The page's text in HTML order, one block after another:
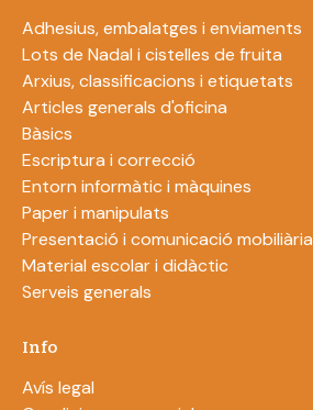
Adhesius, embalatges i enviaments
Lots de Nadal i cistelles de fruita
Arxius, classificacions i etiquetats
Articles generals d'oficina
Bàsics
Escriptura i correcció
Entorn informàtic i màquines
Paper i manipulats
Presentació i comunicació mobiliària
Material escolar i didàctic
Serveis generals
Info
Avís legal